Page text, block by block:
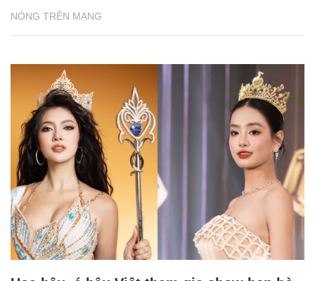
NÓNG TRÊN MẠNG